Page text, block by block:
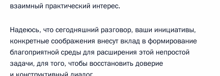
взаимный практический интерес.
Надеюсь, что сегодняшний разговор, ваши инициативы,
конкретные соображения внесут вклад в формирование
благоприятной среды для расширения этой непростой
задачи, для того, чтобы восстановить доверие